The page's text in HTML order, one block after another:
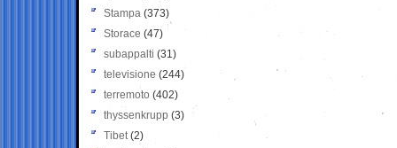
Stampa (373)
Storace (47)
subappalti (31)
televisione(244)
terremoto (402)
thyssenkrupp (3)
Tibet(2)